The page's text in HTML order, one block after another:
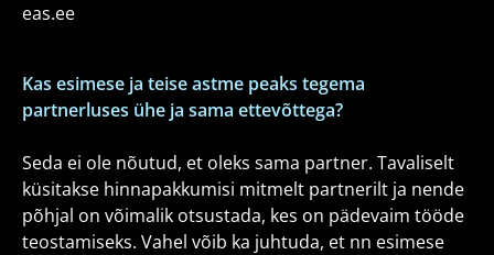
eas.ee
Kas esimese ja teise astme peaks tegema
partnerluses ühe ja sama ettevõttega?
Seda ei ole nõutud, et oleks sama partner. Tavaliselt
küsitakse hinnapakkumisi mitmelt partnerilt ja nende
põhjal on võimalik otsustada, kes on pädevaim tööde
teostamiseks. Vahel võib ka juhtuda, et nn esimese